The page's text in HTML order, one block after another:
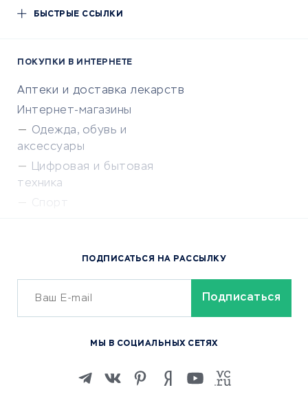
БЫСТРЫЕ ССЫЛКИ
ПОКУПКИ В ИНТЕРНЕТЕ
Аптеки и доставка лекарств
Интернет-магазины
Одежда, обувь и
аксессуары
Цифровая и бытовая
техника
Спорт
Сервисы доставки
ОБУЧЕНИЕ И РАБОТА
Изучение иностранных
ПОДПИСАТЬСЯ НА РАССЫЛКУ
МЫ В СОЦИАЛЬНЫХ СЕТЯХ